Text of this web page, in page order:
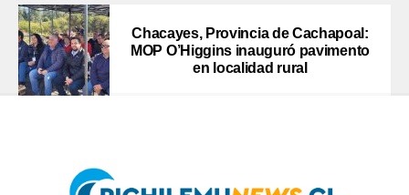
Chacayes, Provincia de Cachapoal:
MOP O’Higgins inauguró pavimento
en localidad rural